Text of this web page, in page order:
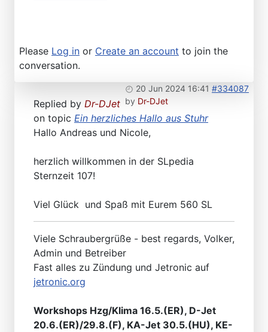
Please Log in or Create an account to join the
conversation.
20 Jun 2024 16:41 #334087
by Dr-DJet
Replied by Dr-DJet
on topic Ein herzliches Hallo aus Stuhr
Hallo Andreas und Nicole,
herzlich willkommen in der SLpedia
Sternzeit 107!
Viel Glück und Spaß mit Eurem 560 SL
Viele Schraubergrüße - best regards, Volker,
Admin und Betreiber
Fast alles zu Zündung und Jetronic auf
jetronic.org
Workshops Hzg/Klima 16.5.(ER), D-Jet
20.6.(ER)/29.8.(F), KA-Jet 30.5.(HU), KE-